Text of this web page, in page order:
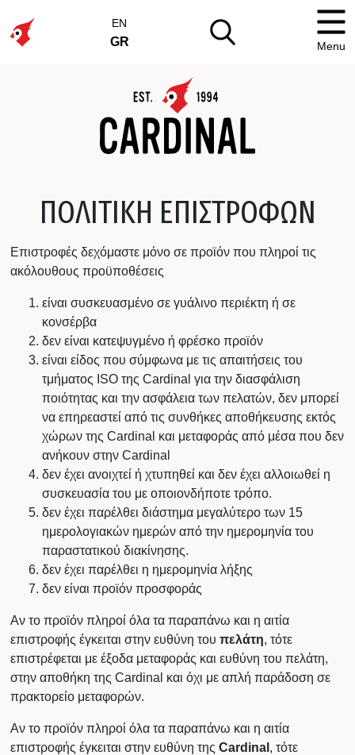
EN
GR Menu
ΠΟΛΙΤΙΚΉ ΕΠΙΣΤΡΟΦΏΝ
Επιστροφές δεχόμαστε μόνο σε προϊόν που πληροί τις
ακόλουθους προϋποθέσεις
είναι συσκευασμένο σε γυάλινο περιέκτη ή σε
κονσέρβα
δεν είναι κατεψυγμένο ή φρέσκο προϊόν
είναι είδος που σύμφωνα με τις απαιτήσεις του
τμήματος ISO της Cardinal για την διασφάλιση
ποιότητας και την ασφάλεια των πελατών, δεν μπορεί
να επηρεαστεί από τις συνθήκες αποθήκευσης εκτός
χώρων της Cardinal και μεταφοράς από μέσα που δεν
ανήκουν στην Cardinal
δεν έχει ανοιχτεί ή χτυπηθεί και δεν έχει αλλοιωθεί η
συσκευασία του με οποιονδήποτε τρόπο.
δεν έχει παρέλθει διάστημα μεγαλύτερο των 15
ημερολογιακών ημερών από την ημερομηνία του
παραστατικού διακίνησης.
δεν έχει παρέλθει η ημερομηνία λήξης
δεν είναι προϊόν προσφοράς
Αν το προϊόν πληροί όλα τα παραπάνω και η αιτία
επιστροφής έγκειται στην ευθύνη του πελάτη, τότε
επιστρέφεται με έξοδα μεταφοράς και ευθύνη του πελάτη,
στην αποθήκη της Cardinal και όχι με απλή παράδοση σε
πρακτορείο μεταφορών.
Αν το προϊόν πληροί όλα τα παραπάνω και η αιτία
επιστροφής έγκειται στην ευθύνη της Cardinal , τότε